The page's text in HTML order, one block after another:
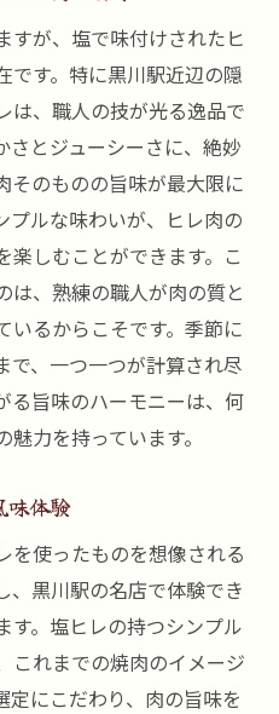
焼肉の変遷
る塩ヒレの魅力
での焼肉体験
立てるお酒とのペアリ
塩ヒレが人気の理由
由とは
秘伝の技術
が提供する新しいスタ
る理由
む方法
ない特別な瞬間
発見する旅
のハーモニー
で味わう塩ヒレの極み
すが、塩で味付けされたヒ
です。特に黒川駅近辺の隠
は、職人の技が光る逸品で
さとジューシーさに、絶妙
そのものの旨味が最大限に
プルな味わいが、ヒレ肉の
楽しむことができます。こ
は、熟練の職人が肉の質と
いるからこそです。季節に
で、一つ一つが計算され尽
る旨味のハーモニーは、何
力を持っています。
味体験
を使ったものを想像される
、黒川駅の名店で体験でき
す。塩ヒレの持つシンプル
これまでの焼肉のイメージ
定にこだわり、肉の旨味を